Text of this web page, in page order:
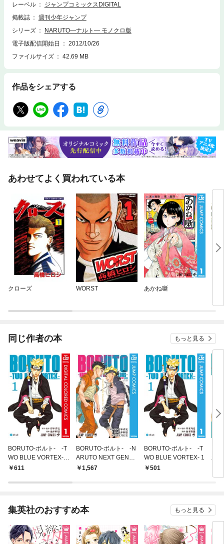
レーベル
ジャンプコミックスDIGITAL
掲載誌
週刊少年ジャンプ
シリーズ
NARUTO―ナルト― モノクロ版
電子版配信開始日
2012/10/26
ファイルサイズ
42.69 MB
作品をシェアする
あわせてよく買われている本
クローズ WORST あかね噺
同じ作者の本 もっと見る
BORUTO-ボルト- -T
WO BLUE VORTEX-
カラー版 1
611
BORUTO-ボルト- -N
ARUTO NEXT GENER
ATIONS- STORY GUI
1,567
BORUTO-ボルト- -T
WO BLUE VORTEX- 1
501
木
集英社のおすすめ本 もっと見る